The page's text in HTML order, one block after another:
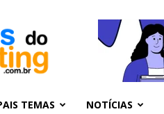
TEMAS NOTÍCIAS